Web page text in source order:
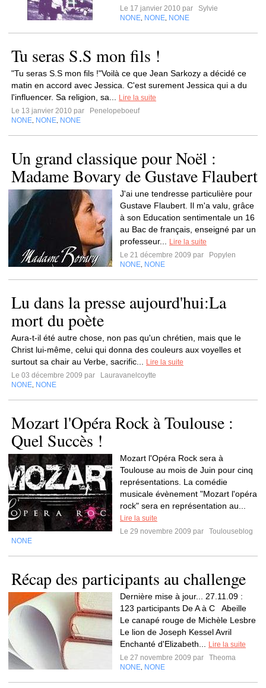
Le 17 janvier 2010 par
Sylvie
NONE NONE NONE
Tu seras S.S mon fils !
"Tu seras S.S mon fils !"Voilà ce que Jean Sarkozy a décidé ce
matin en accord avec Jessica. C'est surement Jessica qui a du
l'influencer. Sa religion, sa...
Lire la suite
Le 13 janvier 2010 par
Penelopeboeuf
NONE NONE NONE
Un grand classique pour Noël :
Madame Bovary de Gustave Flaubert
J'ai une tendresse particulière pour
Gustave Flaubert. Il m'a valu, grâce
à son Education sentimentale un 16
au Bac de français, enseigné par un
professeur...
Lire la suite
Le 21 décembre 2009 par
Popylen
NONE NONE
Lu dans la presse aujourd'hui:La
mort du poète
Aura-t-il été autre chose, non pas qu'un chrétien, mais que le
Christ lui-même, celui qui donna des couleurs aux voyelles et
surtout sa chair au Verbe, sacrific...
Lire la suite
Le 03 décembre 2009 par
Lauravanelcoytte
NONE NONE
Mozart l'Opéra Rock à Toulouse :
Quel Succès !
Mozart l'Opéra Rock sera à
Toulouse au mois de Juin pour cinq
représentations. La comédie
musicale évènement "Mozart l'opéra
rock" sera en représentation au...
Lire la suite
Le 29 novembre 2009 par
Toulouseblog
NONE
Récap des participants au challenge
Dernière mise à jour... 27.11.09 :
123 participants De A à C Abeille
Le canapé rouge de Michèle Lesbre
Le lion de Joseph Kessel Avril
Enchanté d'Elizabeth...
Lire la suite
Le 27 novembre 2009 par
Theoma
NONE NONE